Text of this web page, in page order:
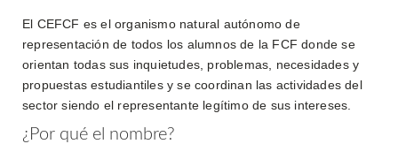
El CEFCF es el organismo natural autónomo de
representación de todos los alumnos de la FCF donde se
orientan todas sus inquietudes, problemas, necesidades y
propuestas estudiantiles y se coordinan las actividades del
sector siendo el representante legítimo de sus intereses.
¿Por qué el nombre?